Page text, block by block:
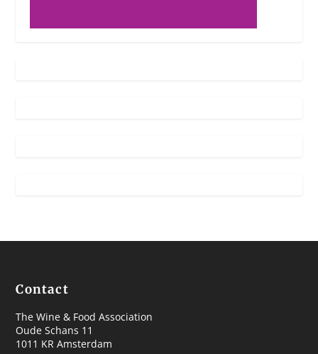
Contact
The Wine & Food Association
Oude Schans 11
1011 KR Amsterdam